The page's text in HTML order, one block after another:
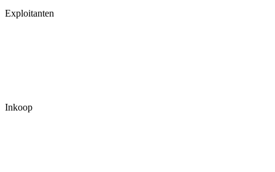
Exploitanten
Inkoop